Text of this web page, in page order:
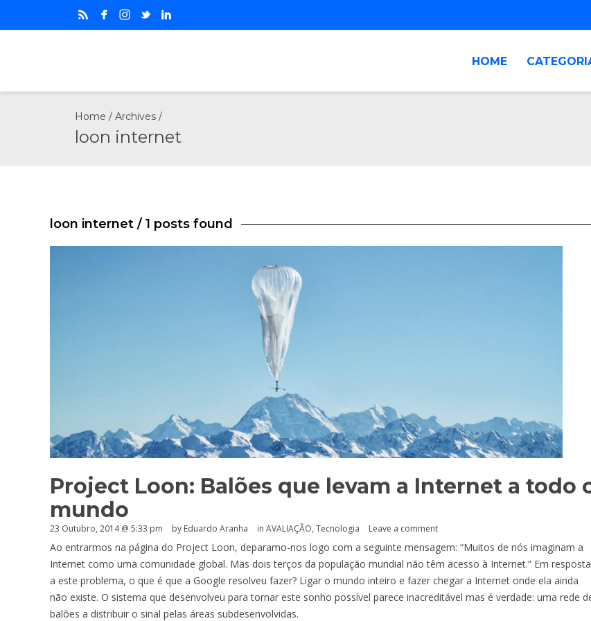
HOME
Home / Archives /
loon internet
loon internet / 1 posts found
Project Loon: Balões que levam a Internet a todo
mundo
23 Outubro, 2014 @ 5:33 pm by Eduardo Aranha in AVALIAÇÃO, Tecnologia Leave a comment
Ao entrarmos na página do Project Loon, deparamo-nos logo com a seguinte mensagem: “Muitos de nós imaginam a
Internet como uma comunidade global. Mas dois terços da população mundial não têm acesso à Internet.” Em resposta
a este problema, o que é que a Google resolveu fazer? Ligar o mundo inteiro e fazer chegar a Internet onde ela ainda
não existe. O sistema que desenvolveu para tornar este sonho possível parece inacreditável mas é verdade: uma rede
balões a distribuir o sinal pelas áreas subdesenvolvidas.